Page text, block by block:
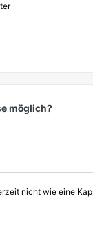
möglich?
nicht wie eine